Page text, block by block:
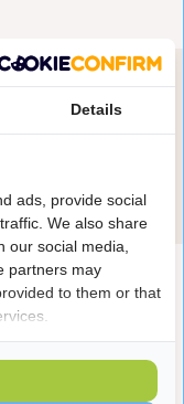
Spreek ons aan
Details
ads, provide social
We also share
our social media,
partners may
to them or that